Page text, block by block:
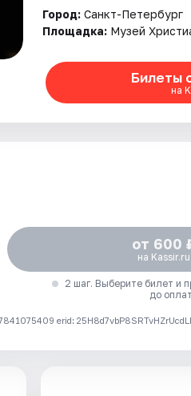
Город: Санкт-Петербург
Площадка: Музей
Билеты
на
от 600
на Kassir.ru
2 шаг. Выберите билет и
до
erid: